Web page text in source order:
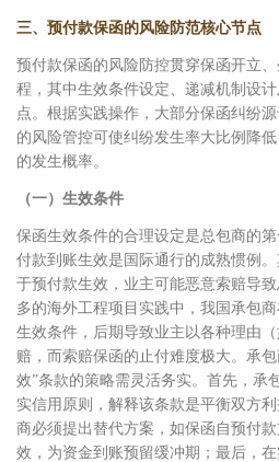
三、预付款保函的风险防范核心节点
预付款保函的风险防控贯穿保函开立
程，其中生效条件设定、递减机制设
点。根据实践操作，大部分保函纠纷
的风险管控可使纠纷发生率大比例降
的发生概率。
（一）生效条件
保函生效条件的合理设定是总包商的
付款到账生效是国际通行的成熟惯例
于预付款生效，业主可能恶意索赔导
多的海外工程项目实践中，我国承包
生效条件，后期导致业主以各种理由
赔，而索赔保函的止付难度极大。承
效”条款的策略需灵活务实。首先，承
实信用原则，解释该条款是平衡双方
商必须提出替代方案，如保函自预付
效，为资金到账预留缓冲期；最后，